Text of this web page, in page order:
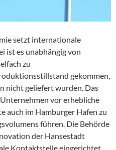
setzt internationale
ist es unabhängig von
zu
gekommen,
nicht geliefert wurden. Das
vor erhebliche
auch im Hamburger Hafen zu
führen. Die Behörde
der Hansestadt
Kontaktstelle eingerichtet,